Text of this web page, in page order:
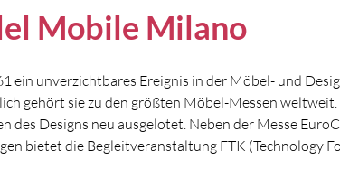
Mobile Milano
ein unverzichtbares Ereignis in der Möbel- und
gehört sie zu den größten Möbel-Messen
des Designs neu ausgelotet. Neben der Messe
bietet die Begleitveranstaltung FTK (Technology